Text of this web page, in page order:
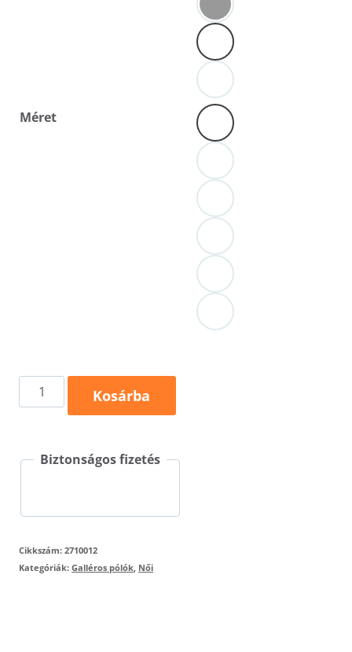
Méret
Dress
up
mennyiség
Kosárba
Biztonságos fizetés
Cikkszám: 2710012
Kategóriák: Galléros pólók, Női